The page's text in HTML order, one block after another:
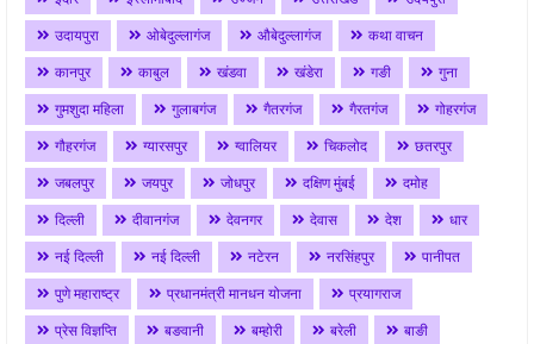
उदायपुरा
ओबेदुल्लागंज औबेदुल्लागंज
कथा वाचन
कानपुर
काबुल खंडवा खंडेरा गङी
गुना
गुमशुदा महिला
गुलाबगंज गैतरगंज गैरतगंज
गोहरगंज
गौहरगंज
ग्यारसपुर ग्वालियर चिकलोद
छतरपुर
जबलपुर
जयपुर जोधपुर दक्षिण मुंबई
दमोह
दिल्ली
दीवानगंज देवनगर देवास देश
धार
नई दिल्ली
नई दिल्ली नटेरन नरसिंहपुर
पानीपत
पुणे महाराष्ट्र
प्रधानमंत्री मानधन योजना
प्रयागराज
प्रेस विज्ञप्ति
बङवानी बम्होरी बरेली
बाङी